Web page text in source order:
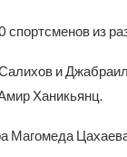
из
и
Ханикьянц.
Магомеда